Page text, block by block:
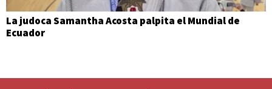
La judoca Samantha Acosta palpita el Mundial de
Ecuador